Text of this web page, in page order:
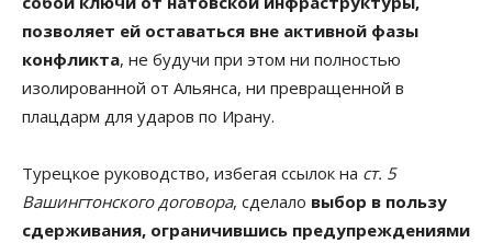
позволяет ей оставаться вне активной фазы
конфликта, не будучи при этом ни полностью
изолированной от Альянса, ни превращенной в
плацдарм для ударов по Ирану.
Турецкое руководство, избегая ссылок на ст. 5
Вашингтонского договора, сделало выбор в пользу
сдерживания, ограничившись предупреждениями